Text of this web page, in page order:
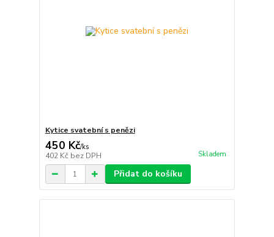
Kytice svatební s penězi
450 Kč/ks
402 Kč bez DPH Skladem
Přidat do košíku